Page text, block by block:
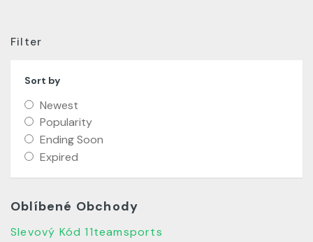
Filter
Sort by
Newest
Popularity
Ending Soon
Expired
Oblíbené Obchody
Slevový Kód 11teamsports